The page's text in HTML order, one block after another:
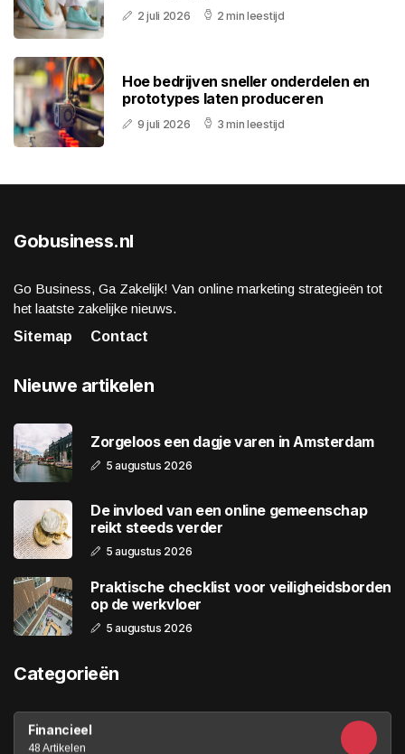
2 juli 2026 2 min leestijd
Hoe bedrijven sneller onderdelen en
prototypes laten produceren
9 juli 2026 3 min leestijd
Gobusiness.nl
Go Business, Ga Zakelijk! Van online marketing strategieën tot
het laatste zakelijke nieuws.
Sitemap
Contact
Nieuwe artikelen
Zorgeloos een dagje varen in Amsterdam
5 augustus 2026
De invloed van een online gemeenschap
reikt steeds verder
5 augustus 2026
Praktische checklist voor veiligheidsborden
op de werkvloer
5 augustus 2026
Categorieën
Financieel
48 Artikelen